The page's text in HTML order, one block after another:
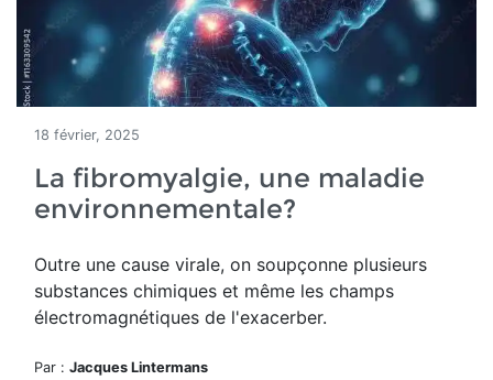
18 février, 2025
La fibromyalgie, une maladie
environnementale?
Outre une cause virale, on soupçonne plusieurs
substances chimiques et même les champs
électromagnétiques de l'exacerber.
Par : Jacques Lintermans